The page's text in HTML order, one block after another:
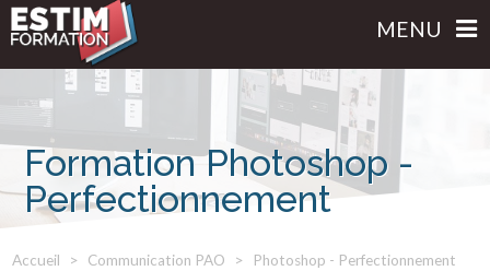
MENU
Formation Photoshop -
Perfectionnement
Accueil Communication PAO Photoshop - Perfectionnement